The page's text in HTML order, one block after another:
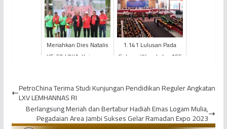
Geologi Kementerian
ESDM Serta Laun...
(MLBB), Universitas
Terbuka Jambi S...
Meriahkan Dies Natalis
KE-59 UNJA, Kejuaraan
1.141 Lulusan Pada
Gelaran Wisuda ke-105
PetroChina Terima Studi Kunjungan Pendidikan Reguler Angkatan
LXV LEMHANNAS RI
Berlangsung Meriah dan Bertabur Hadiah Emas Logam Mulia,
Pegadaian Area Jambi Sukses Gelar Ramadan Expo 2023